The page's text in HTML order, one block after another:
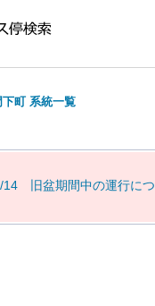
下町 系統一覧
/14 旧盆期間中の運行につ